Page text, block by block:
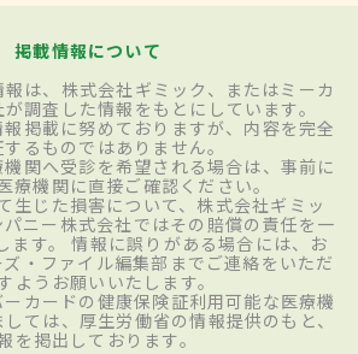
掲載情報について
は、株式会社ギミック、またはミーカ
調査した情報をもとにしています。
掲載に努めておりますが、内容を完全
するものではありません。
関へ受診を希望される場合は、事前に
療機関に直接ご確認ください。
生じた損害について、株式会社ギミッ
ニー株式会社ではその賠償の責任を一
ます。 情報に誤りがある場合には、お
・ファイル編集部までご連絡をいただ
ようお願いいたします。
カードの健康保険証利用可能な医療機
ては、厚生労働省の情報提供のもと、
を掲出しております。